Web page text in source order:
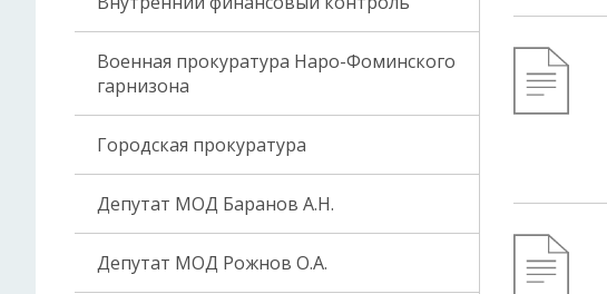
Военная прокуратура Наро-Фоминского
гарнизона
Городская прокуратура
Депутат МОД Баранов А.Н.
Депутат МОД Рожнов О.А.